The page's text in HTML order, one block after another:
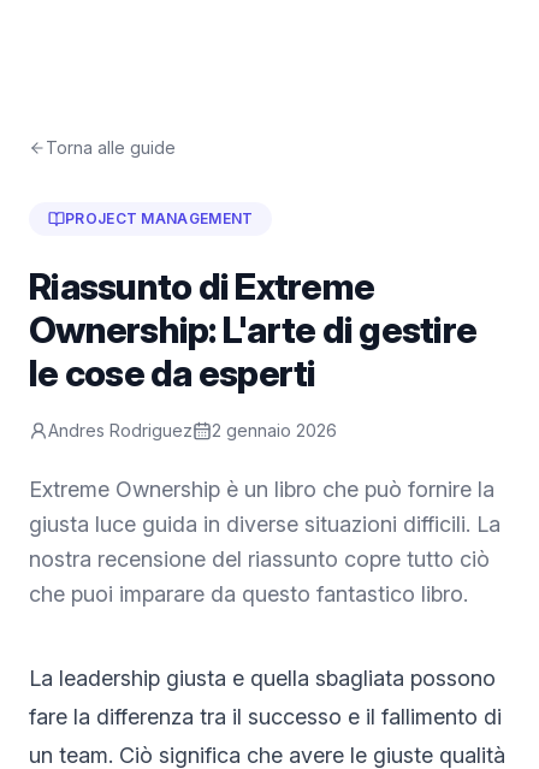
Torna alle guide
PROJECT MANAGEMENT
Riassunto di Extreme
Ownership: L'arte di gestire
le cose da esperti
Andres Rodriguez 2 gennaio 2026
Extreme Ownership è un libro che può fornire la
giusta luce guida in diverse situazioni difficili. La
nostra recensione del riassunto copre tutto ciò
che puoi imparare da questo fantastico libro.
La leadership giusta e quella sbagliata possono
fare la differenza tra il successo e il fallimento di
un team. Ciò significa che avere le giuste qualità